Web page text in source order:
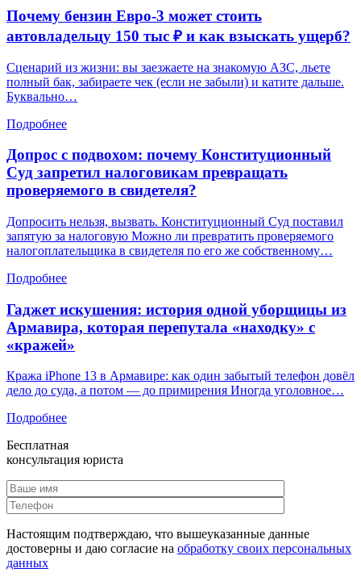
Почему бензин Евро-3 может стоить
автовладельцу 150 тыс ₽ и как взыскать ущерб?
Сценарий из жизни: вы заезжаете на знакомую АЗС, льете
полный бак, забираете чек (если не забыли) и катите дальше.
Буквально…
Подробнее
Допрос с подвохом: почему Конституционный
Суд запретил налоговикам превращать
проверяемого в свидетеля?
Допросить нельзя, вызвать. Конституционный Суд поставил
запятую за налоговую Можно ли превратить проверяемого
налогоплательщика в свидетеля по его же собственному…
Подробнее
Гаджет искушения: история одной уборщицы из
Армавира, которая перепутала «находку» с
«кражей»
Кража iPhone 13 в Армавире: как один забытый телефон довёл
дело до суда, а потом — до примирения Иногда уголовное…
Подробнее
Бесплатная
консультация юриста
Настоящим подтверждаю, что вышеуказанные данные
достоверны и даю согласие на обработку своих персональных
данных